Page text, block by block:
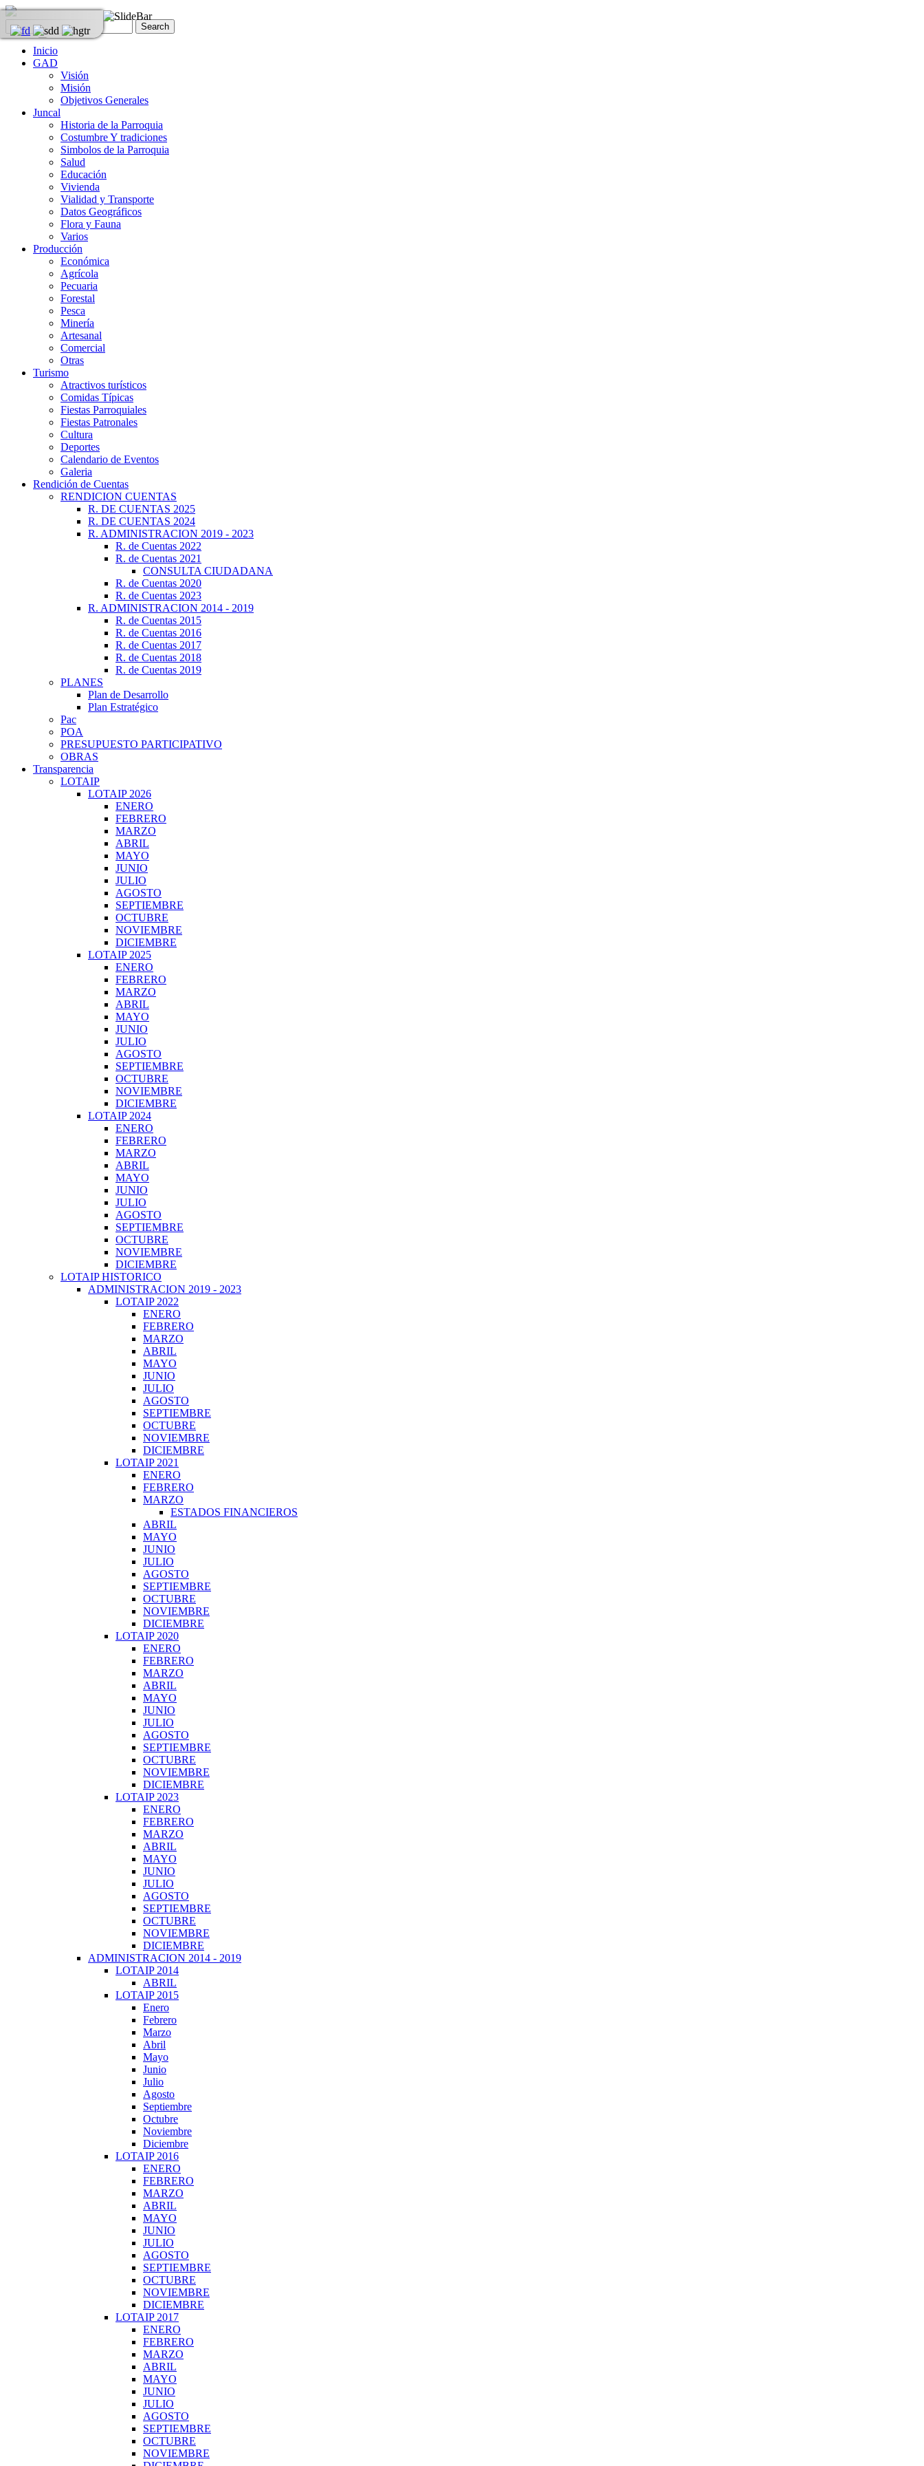
Inicio
GAD
Visión
Misión
Objetivos Generales
Juncal
Historia de la Parroquia
Costumbre Y tradiciones
Simbolos de la Parroquia
Salud
Educación
Vivienda
Vialidad y Transporte
Datos Geográficos
Flora y Fauna
Varios
Producción
Económica
Agrícola
Pecuaria
Forestal
Pesca
Minería
Artesanal
Comercial
Otras
Turismo
Atractivos turísticos
Comidas Típicas
Fiestas Parroquiales
Fiestas Patronales
Cultura
Deportes
Calendario de Eventos
Galeria
Rendición de Cuentas
RENDICION CUENTAS
R. DE CUENTAS 2025
R. DE CUENTAS 2024
R. ADMINISTRACION 2019 - 2023
R. de Cuentas 2022
R. de Cuentas 2021
CONSULTA CIUDADANA
R. de Cuentas 2020
R. de Cuentas 2023
R. ADMINISTRACION 2014 - 2019
R. de Cuentas 2015
R. de Cuentas 2016
R. de Cuentas 2017
R. de Cuentas 2018
R. de Cuentas 2019
PLANES
Plan de Desarrollo
Plan Estratégico
Pac
POA
PRESUPUESTO PARTICIPATIVO
OBRAS
Transparencia
LOTAIP
LOTAIP 2026
ENERO
FEBRERO
MARZO
ABRIL
MAYO
JUNIO
JULIO
AGOSTO
SEPTIEMBRE
OCTUBRE
NOVIEMBRE
DICIEMBRE
LOTAIP 2025
ENERO
FEBRERO
MARZO
ABRIL
MAYO
JUNIO
JULIO
AGOSTO
SEPTIEMBRE
OCTUBRE
NOVIEMBRE
DICIEMBRE
LOTAIP 2024
ENERO
FEBRERO
MARZO
ABRIL
MAYO
JUNIO
JULIO
AGOSTO
SEPTIEMBRE
OCTUBRE
NOVIEMBRE
DICIEMBRE
LOTAIP HISTORICO
ADMINISTRACION 2019 - 2023
LOTAIP 2022
ENERO
FEBRERO
MARZO
ABRIL
MAYO
JUNIO
JULIO
AGOSTO
SEPTIEMBRE
OCTUBRE
NOVIEMBRE
DICIEMBRE
LOTAIP 2021
ENERO
FEBRERO
MARZO
ESTADOS FINANCIEROS
ABRIL
MAYO
JUNIO
JULIO
AGOSTO
SEPTIEMBRE
OCTUBRE
NOVIEMBRE
DICIEMBRE
LOTAIP 2020
ENERO
FEBRERO
MARZO
ABRIL
MAYO
JUNIO
JULIO
AGOSTO
SEPTIEMBRE
OCTUBRE
NOVIEMBRE
DICIEMBRE
LOTAIP 2023
ENERO
FEBRERO
MARZO
ABRIL
MAYO
JUNIO
JULIO
AGOSTO
SEPTIEMBRE
OCTUBRE
NOVIEMBRE
DICIEMBRE
ADMINISTRACION 2014 - 2019
LOTAIP 2014
ABRIL
LOTAIP 2015
Enero
Febrero
Marzo
Abril
Mayo
Junio
Julio
Agosto
Septiembre
Octubre
Noviembre
Diciembre
LOTAIP 2016
ENERO
FEBRERO
MARZO
ABRIL
MAYO
JUNIO
JULIO
AGOSTO
SEPTIEMBRE
OCTUBRE
NOVIEMBRE
DICIEMBRE
LOTAIP 2017
ENERO
FEBRERO
MARZO
ABRIL
MAYO
JUNIO
JULIO
AGOSTO
SEPTIEMBRE
OCTUBRE
NOVIEMBRE